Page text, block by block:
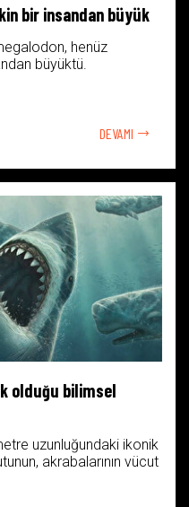
bir insandan büyük
henüz
büyüktü.
DEVAMI
olduğu bilimsel
uzunluğundaki ikonik
akrabalarının vücut